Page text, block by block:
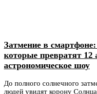
Затмение в
которые превратят 12
астрономическое шоу
До полного солнечного
людей увидят корону